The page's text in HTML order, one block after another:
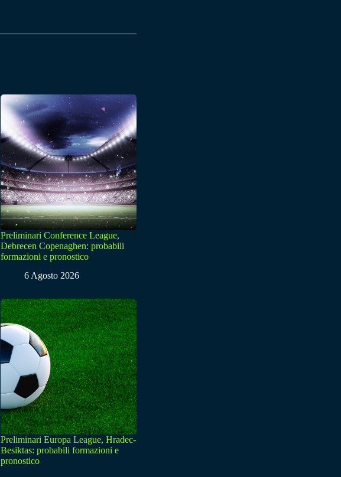
Preliminari Conference League,
Debrecen Copenaghen: probabili
formazioni e pronostico
6 Agosto 2026
Preliminari Europa League, Hradec-
Besiktas: probabili formazioni e
pronostico